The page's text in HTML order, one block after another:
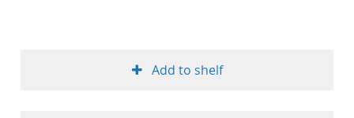
Add to shelf